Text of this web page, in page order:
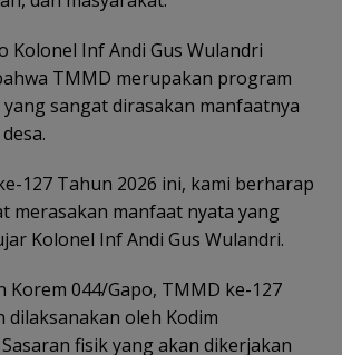
Kolonel Inf Andi Gus Wulandri
TMMD merupakan program
sangat dirasakan manfaatnya
127 Tahun 2026 ini, kami berharap
merasakan manfaat nyata yang
Kolonel Inf Andi Gus Wulandri.
Korem 044/Gapo, TMMD ke-127
dilaksanakan oleh Kodim
fisik yang akan dikerjakan